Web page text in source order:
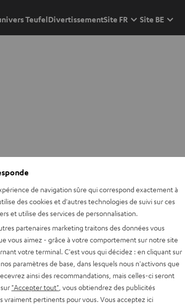
TeufelDivertissementSite FR Site BE
de navigation sûre qui correspond exactement à
des cookies et d'autres technologies de suivi sur ces
et utilise des services de personnalisation.
partenaires marketing traitons des données vous
vous aimez - grâce à votre comportement sur notre site
votre terminal. C'est vous qui décidez : en cliquant sur
nos paramètres de base, dans lesquels nous n'activons que
ainsi des recommandations, mais celles-ci seront
"Accepter tout" , vous obtiendrez des publicités
vraiment pertinents pour vous. Vous acceptez ici